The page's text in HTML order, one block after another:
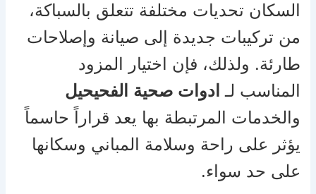
السكان تحديات مختلفة تتعلق بالسباكة،
من تركيبات جديدة إلى صيانة وإصلاحات
طارئة. ولذلك، فإن اختيار المزود
المناسب لـ ادوات صحية الفحيحيل
والخدمات المرتبطة بها يعد قراراً حاسماً
يؤثر على راحة وسلامة المباني وسكانها
على حد سواء.